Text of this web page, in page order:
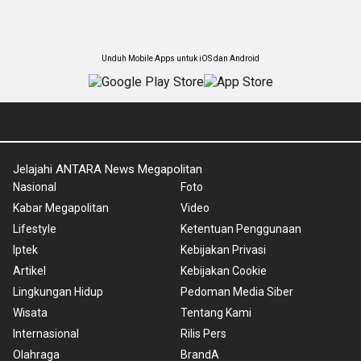
Unduh Mobile Apps untuk iOS dan Android
Jelajahi ANTARA News Megapolitan
Nasional
Kabar Megapolitan
Lifestyle
Iptek
Artikel
Lingkungan Hidup
Wisata
Internasional
Olahraga
Foto
Video
Ketentuan Penggunaan
Kebijakan Privasi
Kebijakan Cookie
Pedoman Media Siber
Tentang Kami
Rilis Pers
BrandA